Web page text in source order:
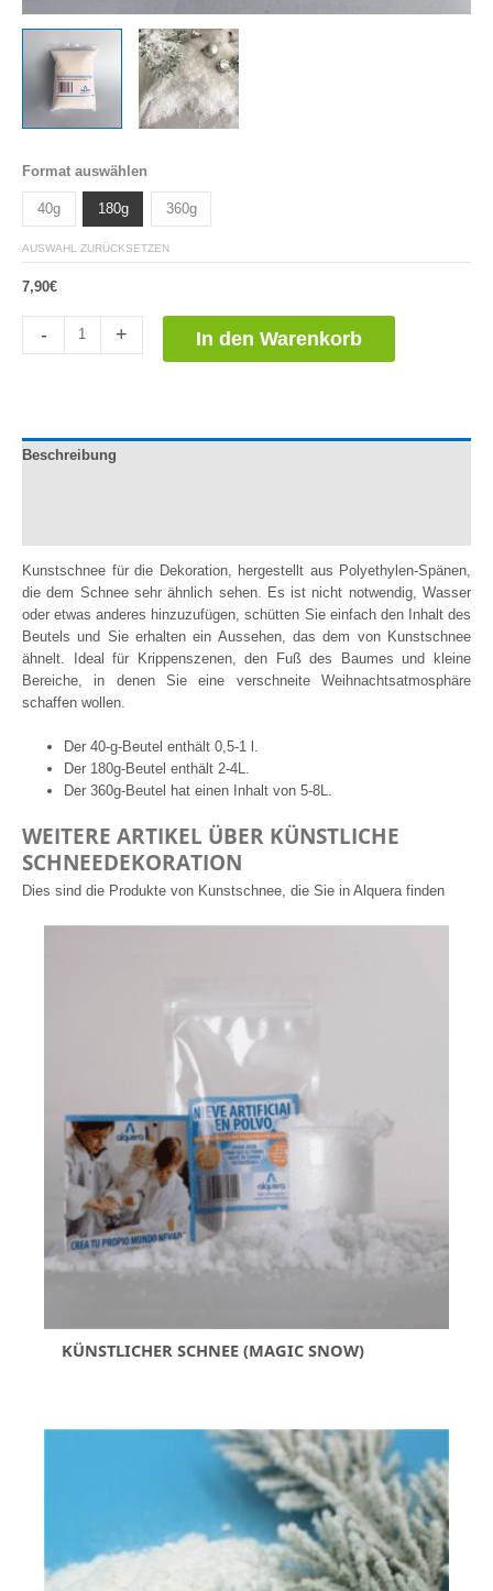
Format auswählen
40g 180g 360g
AUSWAHL ZURÜCKSETZEN
7,90€
-
Snow
Menge
+ In den Warenkorb
Beschreibung
Kunstschnee für die Dekoration, hergestellt aus Polyethylen-Spänen,
die dem Schnee sehr ähnlich sehen. Es ist nicht notwendig, Wasser
oder etwas anderes hinzuzufügen, schütten Sie einfach den Inhalt des
Beutels und Sie erhalten ein Aussehen, das dem von Kunstschnee
ähnelt. Ideal für Krippenszenen, den Fuß des Baumes und kleine
Bereiche, in denen Sie eine verschneite Weihnachtsatmosphäre
schaffen wollen.
Der 40-g-Beutel enthält 0,5-1 l.
Der 180g-Beutel enthält 2-4L.
Der 360g-Beutel hat einen Inhalt von 5-8L.
WEITERE ARTIKEL ÜBER KÜNSTLICHE
SCHNEEDEKORATION
Dies sind die Produkte von Kunstschnee, die Sie in Alquera finden
KÜNSTLICHER SCHNEE (MAGIC SNOW)